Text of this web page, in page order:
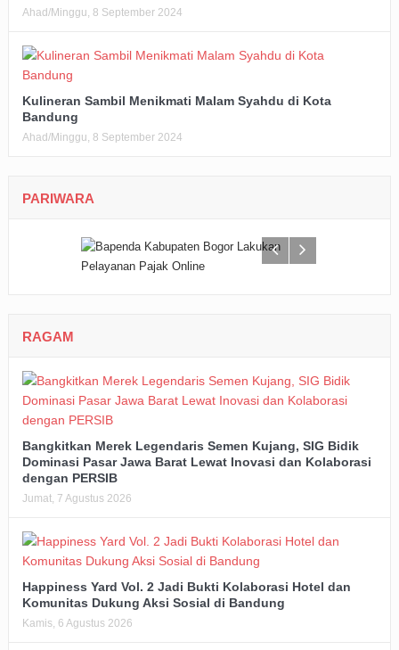
Ahad/Minggu, 8 September 2024
Kulineran Sambil Menikmati Malam Syahdu di Kota
Bandung
Ahad/Minggu, 8 September 2024
PARIWARA
RAGAM
Bangkitkan Merek Legendaris Semen Kujang, SIG Bidik
Dominasi Pasar Jawa Barat Lewat Inovasi dan Kolaborasi
dengan PERSIB
Jumat, 7 Agustus 2026
Happiness Yard Vol. 2 Jadi Bukti Kolaborasi Hotel dan
Komunitas Dukung Aksi Sosial di Bandung
Kamis, 6 Agustus 2026